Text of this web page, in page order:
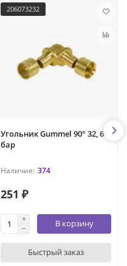
206073232
Угольник Gummel 90° 32, 6
бар
374
251 ₽
В корзину
Быстрый заказ